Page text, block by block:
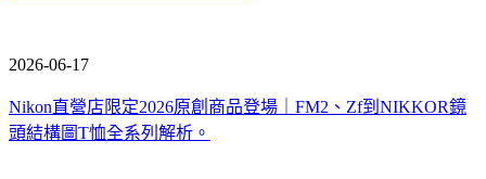
2026-06-17
Nikon直營店限定2026原創商品登場｜FM2、Zf到NIKKOR鏡
頭結構圖T恤全系列解析。